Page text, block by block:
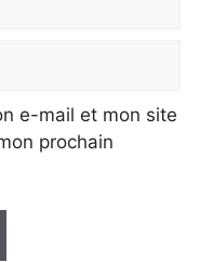
e-mail et mon site
prochain